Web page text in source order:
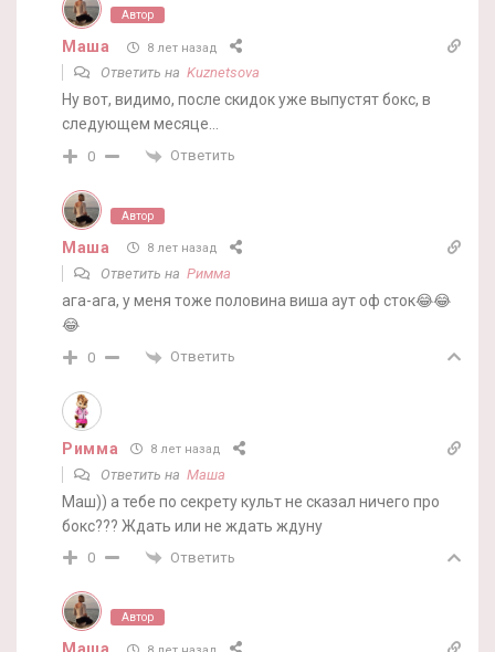
Автор
Маша 8 лет назад
Ответить на Kuznetsova
Ну вот, видимо, после скидок уже выпустят бокс, в
следующем месяце…
0 Ответить
Автор
Маша 8 лет назад
Ответить на Римма
ага-ага, у меня тоже половина виша аут оф сток😂😂
😂
0 Ответить
Римма 8 лет назад
Ответить на Маша
Маш)) а тебе по секрету культ не сказал ничего про
бокс??? Ждать или не ждать ждуну
0 Ответить
Автор